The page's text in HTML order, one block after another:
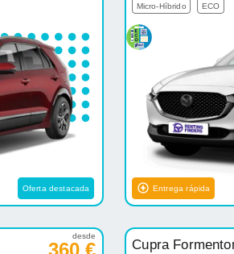
Oferta destacada
Micro-Híbrido ECO
Entrega rápida
desde
Cupra